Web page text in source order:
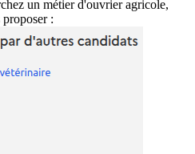
un métier d'ouvrier agricole,
: